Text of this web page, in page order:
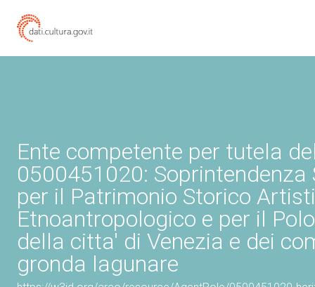
Ente competente per tutela
0500451020: Soprintendenza
per il Patrimonio Storico
Etnoantropologico e per il
della citta' di Venezia e dei
gronda lagunare